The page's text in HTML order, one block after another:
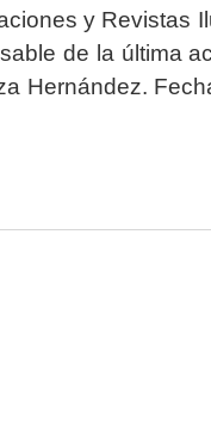
y Revistas
de la última
Hernández.